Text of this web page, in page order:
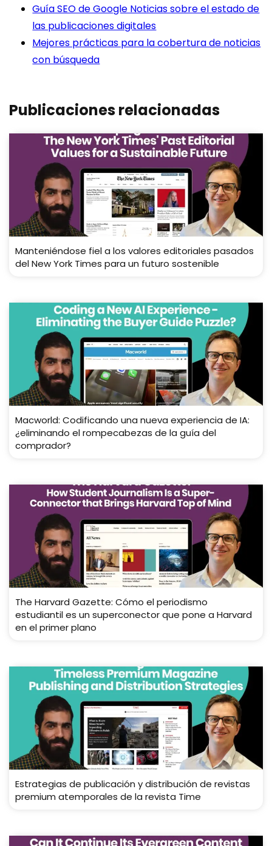
Guía SEO de Google Noticias sobre el estado de
las publicaciones digitales
Mejores prácticas para la cobertura de noticias
con búsqueda
Publicaciones relacionadas
Manteniéndose fiel a los valores editoriales pasados ​​
del New York Times para un futuro sostenible
Macworld: Codificando una nueva experiencia de IA:
¿eliminando el rompecabezas de la guía del
comprador?
The Harvard Gazette: Cómo el periodismo
estudiantil es un superconector que pone a Harvard
en el primer plano
Estrategias de publicación y distribución de revistas
premium atemporales de la revista Time